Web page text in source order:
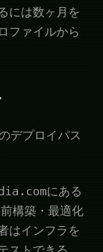
には数ヶ月を
ファイルから
デプロイパス
にある
構築・最適化
はインフラを